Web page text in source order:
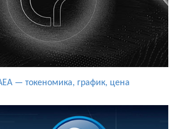
— токеномика, график, цена